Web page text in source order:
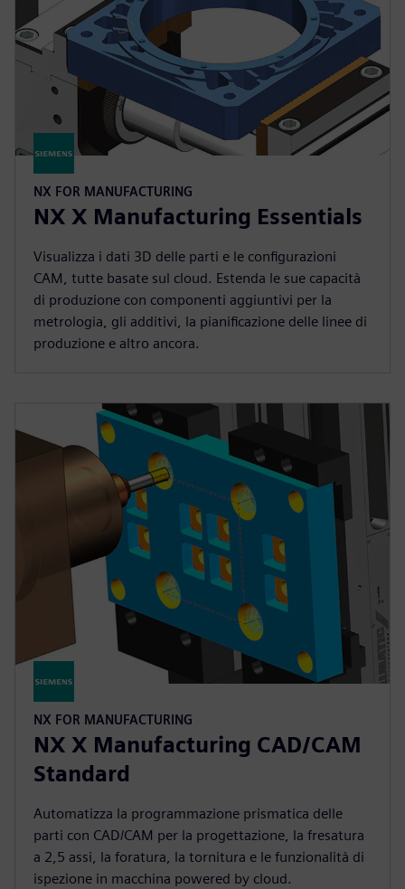
NX FOR MANUFACTURING
NX X Manufacturing Essentials
Visualizza i dati 3D delle parti e le configurazioni
CAM, tutte basate sul cloud. Estenda le sue capacità
di produzione con componenti aggiuntivi per la
metrologia, gli additivi, la pianificazione delle linee di
produzione e altro ancora.
NX FOR MANUFACTURING
NX X Manufacturing CAD/CAM
Standard
Automatizza la programmazione prismatica delle
parti con CAD/CAM per la progettazione, la fresatura
a 2,5 assi, la foratura, la tornitura e le funzionalità di
ispezione in macchina powered by cloud.